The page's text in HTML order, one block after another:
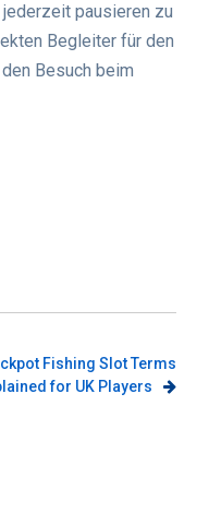
pausieren zu
Begleiter für den
Besuch beim
Fishing Slot Terms
for UK Players